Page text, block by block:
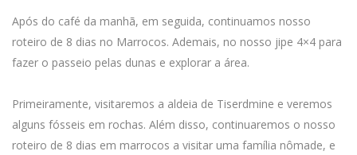
Após do café da manhã, em seguida, continuamos nosso
roteiro de 8 dias no Marrocos. Ademais, no nosso jipe 4×4 para
fazer o passeio pelas dunas e explorar a área.
Primeiramente, visitaremos a aldeia de Tiserdmine e veremos
alguns fósseis em rochas. Além disso, continuaremos o nosso
roteiro de 8 dias em marrocos a visitar uma família nômade, e